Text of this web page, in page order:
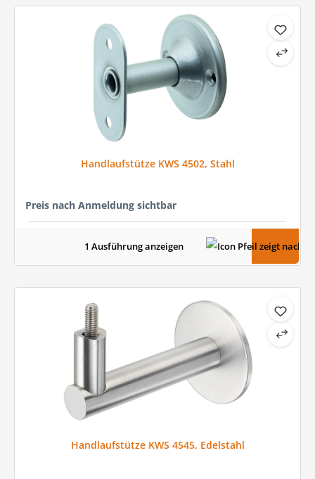
Handlaufstütze KWS 4502, Stahl
Preis nach Anmeldung sichtbar
1 Ausführung anzeigen
Handlaufstütze KWS 4545, Edelstahl